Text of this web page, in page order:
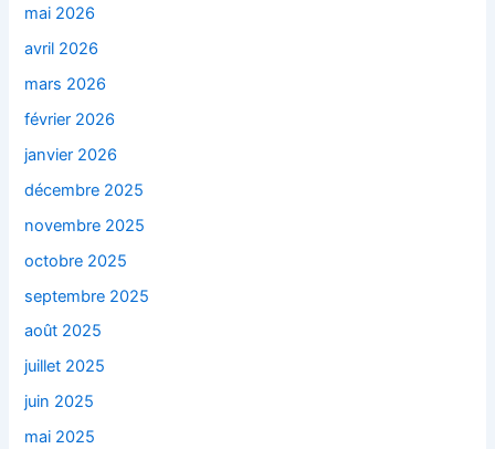
mai 2026
avril 2026
mars 2026
février 2026
janvier 2026
décembre 2025
novembre 2025
octobre 2025
septembre 2025
août 2025
juillet 2025
juin 2025
mai 2025